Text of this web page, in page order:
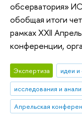
обсерватория»
обобщая итоги
рамках XXII
конференции,
Экспертиза идеи
исследования и
Апрельская